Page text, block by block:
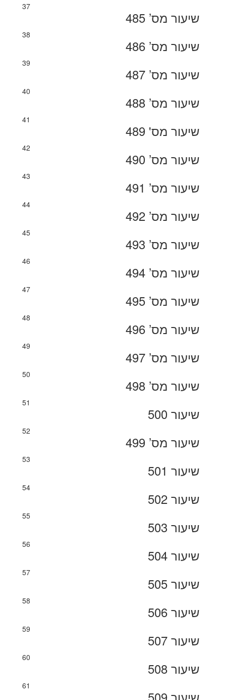
37
שיעור מס’ 485
38
שיעור מס’ 486
39
שיעור מס’ 487
40
שיעור מס’ 488
41
שיעור מס' 489
42
שיעור מס’ 490
43
שיעור מס’ 491
44
שיעור מס’ 492
45
שיעור מס’ 493
46
שיעור מס’ 494
47
שיעור מס’ 495
48
שיעור מס’ 496
49
שיעור מס’ 497
50
שיעור מס’ 498
51
שיעור 500
52
שיעור מס’ 499
53
שיעור 501
54
שיעור 502
55
שיעור 503
56
שיעור 504
57
שיעור 505
58
שיעור 506
59
שיעור 507
60
שיעור 508
61